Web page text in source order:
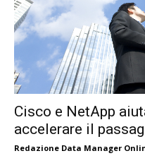
Cisco e NetApp
accelerare il
Redazione Data Manager